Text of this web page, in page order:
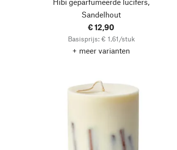
Sandelhout
€ 12,90
Basisprijs: € 1,61/stuk
+ meer varianten